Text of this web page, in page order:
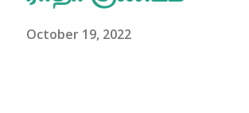
திருவிழா மற்றும் பண்டிகை
October 19, 2022